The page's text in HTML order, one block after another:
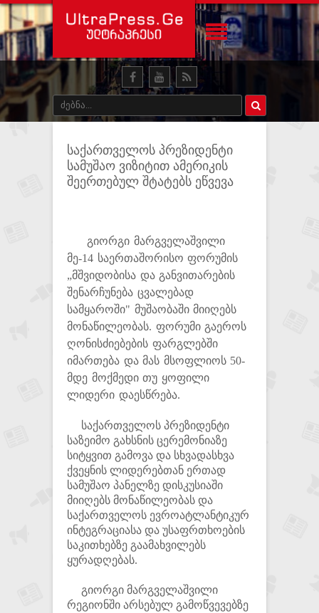
საქართველოს პრეზიდენტი
სამუშაო ვიზიტით ამერიკის
შეერთებულ შტატებს ეწვევა
გიორგი მარგველაშვილი
მე-14 საერთაშორისო ფორუმის
„მშვიდობისა და განვითარების
შენარჩუნება ცვალებად
სამყაროში" მუშაობაში მიიღებს
მონაწილეობას. ფორუმი გაეროს
ღონისძიებების ფარგლებში
იმართება და მას მსოფლიოს 50-
მდე მოქმედი თუ ყოფილი
ლიდერი დაესწრება.
საქართველოს პრეზიდენტი
საზეიმო გახსნის ცერემონიაზე
სიტყვით გამოვა და სხვადასხვა
ქვეყნის ლიდერებთან ერთად
სამუშაო პანელზე დისკუსიაში
მიიღებს მონაწილეობას და
საქართველოს ევროატლანტიკურ
ინტეგრაციასა და უსაფრთხოების
საკითხებზე გაამახვილებს
ყურადღებას.
გიორგი მარგველაშვილი
რეგიონში არსებულ გამოწვევებზე